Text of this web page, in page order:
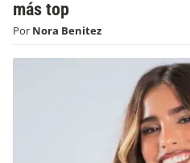
más top
Por Nora Benitez